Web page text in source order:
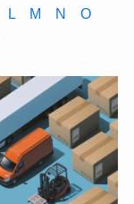
L M N
O